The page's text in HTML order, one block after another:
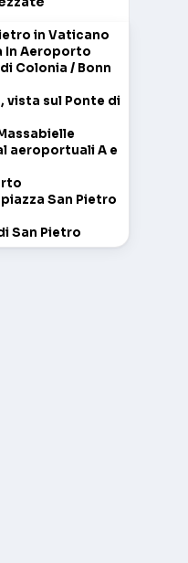
in Vaticano
In Aeroporto
Colonia / Bonn
vista sul Ponte di
aeroportuali A e
San Pietro
San Pietro